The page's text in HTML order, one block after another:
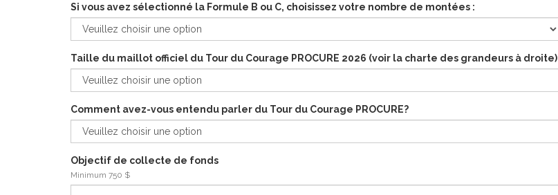
Si vous avez sélectionné la Formule B ou C, choisissez votre nombre de montées :
Taille du maillot officiel du Tour du Courage PROCURE 2026 (voir la charte des grandeurs à droite)
Comment avez-vous entendu parler du Tour du Courage PROCURE?
Objectif de collecte de fonds
Minimum 750 $